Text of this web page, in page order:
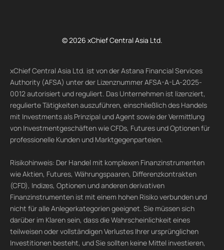
© 2026 xChief Central Asia Ltd.
xChief Central Asia Ltd. ist von der Astana Financial Services
Authority (AFSA) unter der Lizenznummer AFSA-A-LA-2025-
0012 autorisiert und reguliert. Das Unternehmen ist lizenziert,
regulierte Tätigkeiten auszuführen, einschließlich des Handels
mit Investments als Prinzipal und Agent sowie der Vermittlung
von Investmentgeschäften wie CFDs, Futures und Optionen für
professionelle Kunden und Marktgegenparteien.
Risikohinweis: Der Handel mit komplexen Finanzinstrumenten
wie Aktien, Futures, Währungspaaren, Differenzkontrakten
(CFD), Indizes, Optionen und anderen derivativen
Finanzinstrumenten ist mit einem hohen Risiko verbunden und
nicht für alle Anlegerkategorien geeignet. Sie müssen sich
darüber im Klaren sein, dass die Wahrscheinlichkeit eines
teilweisen oder vollständigen Verlustes Ihrer ursprünglichen
Investitionen besteht, und Sie sollten keine Mittel investieren,